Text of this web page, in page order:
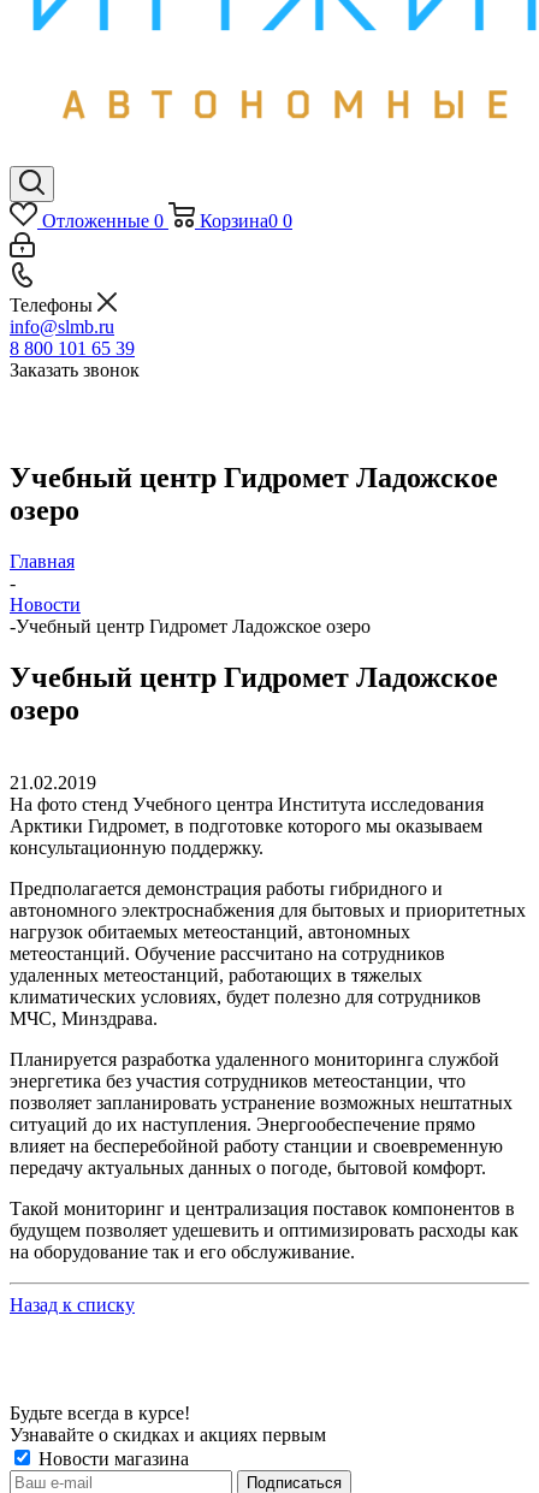
Отложенные 0 Корзина0 0
Телефоны
info@slmb.ru
8 800 101 65 39
Заказать звонок
Учебный центр Гидромет Ладожское
озеро
Главная
-
Новости
-Учебный центр Гидромет Ладожское озеро
Учебный центр Гидромет Ладожское
озеро
21.02.2019
На фото стенд Учебного центра Института исследования
Арктики Гидромет, в подготовке которого мы оказываем
консультационную поддержку.
Предполагается демонстрация работы гибридного и
автономного электроснабжения для бытовых и приоритетных
нагрузок обитаемых метеостанций, автономных
метеостанций. Обучение рассчитано на сотрудников
удаленных метеостанций, работающих в тяжелых
климатических условиях, будет полезно для сотрудников
МЧС, Минздрава.
Планируется разработка удаленного мониторинга службой
энергетика без участия сотрудников метеостанции, что
позволяет запланировать устранение возможных нештатных
ситуаций до их наступления. Энергообеспечение прямо
влияет на бесперебойной работу станции и своевременную
передачу актуальных данных о погоде, бытовой комфорт.
Такой мониторинг и централизация поставок компонентов в
будущем позволяет удешевить и оптимизировать расходы как
на оборудование так и его обслуживание.
Назад к списку
Будьте всегда в курсе!
Узнавайте о скидках и акциях первым
Новости магазина